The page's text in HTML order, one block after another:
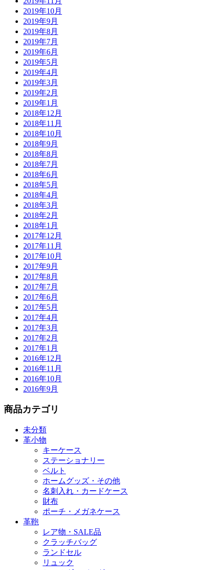
2019年10月
2019年9月
2019年8月
2019年7月
2019年6月
2019年5月
2019年4月
2019年3月
2019年2月
2019年1月
2018年12月
2018年11月
2018年10月
2018年9月
2018年8月
2018年7月
2018年6月
2018年5月
2018年4月
2018年3月
2018年2月
2018年1月
2017年12月
2017年11月
2017年10月
2017年9月
2017年8月
2017年7月
2017年6月
2017年5月
2017年4月
2017年3月
2017年2月
2017年1月
2016年12月
2016年11月
2016年10月
2016年9月
商品カテゴリ
未分類
革小物
キーケース
ステーショナリー
ベルト
ホームグッズ・その他
名刺入れ・カードケース
財布
ポーチ・メガネケース
革鞄
レア物・SALE品
クラッチバッグ
ランドセル
リュック